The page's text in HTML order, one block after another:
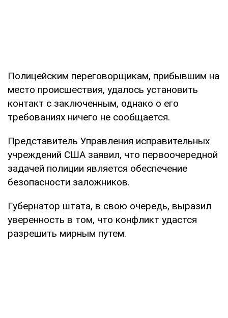
Полицейским переговорщикам, прибывшим на
место происшествия, удалось установить
контакт с заключенным, однако о его
требованиях ничего не сообщается.
Представитель Управления исправительных
учреждений США заявил, что первоочередной
задачей полиции является обеспечение
безопасности заложников.
Губернатор штата, в свою очередь, выразил
уверенность в том, что конфликт удастся
разрешить мирным путем.